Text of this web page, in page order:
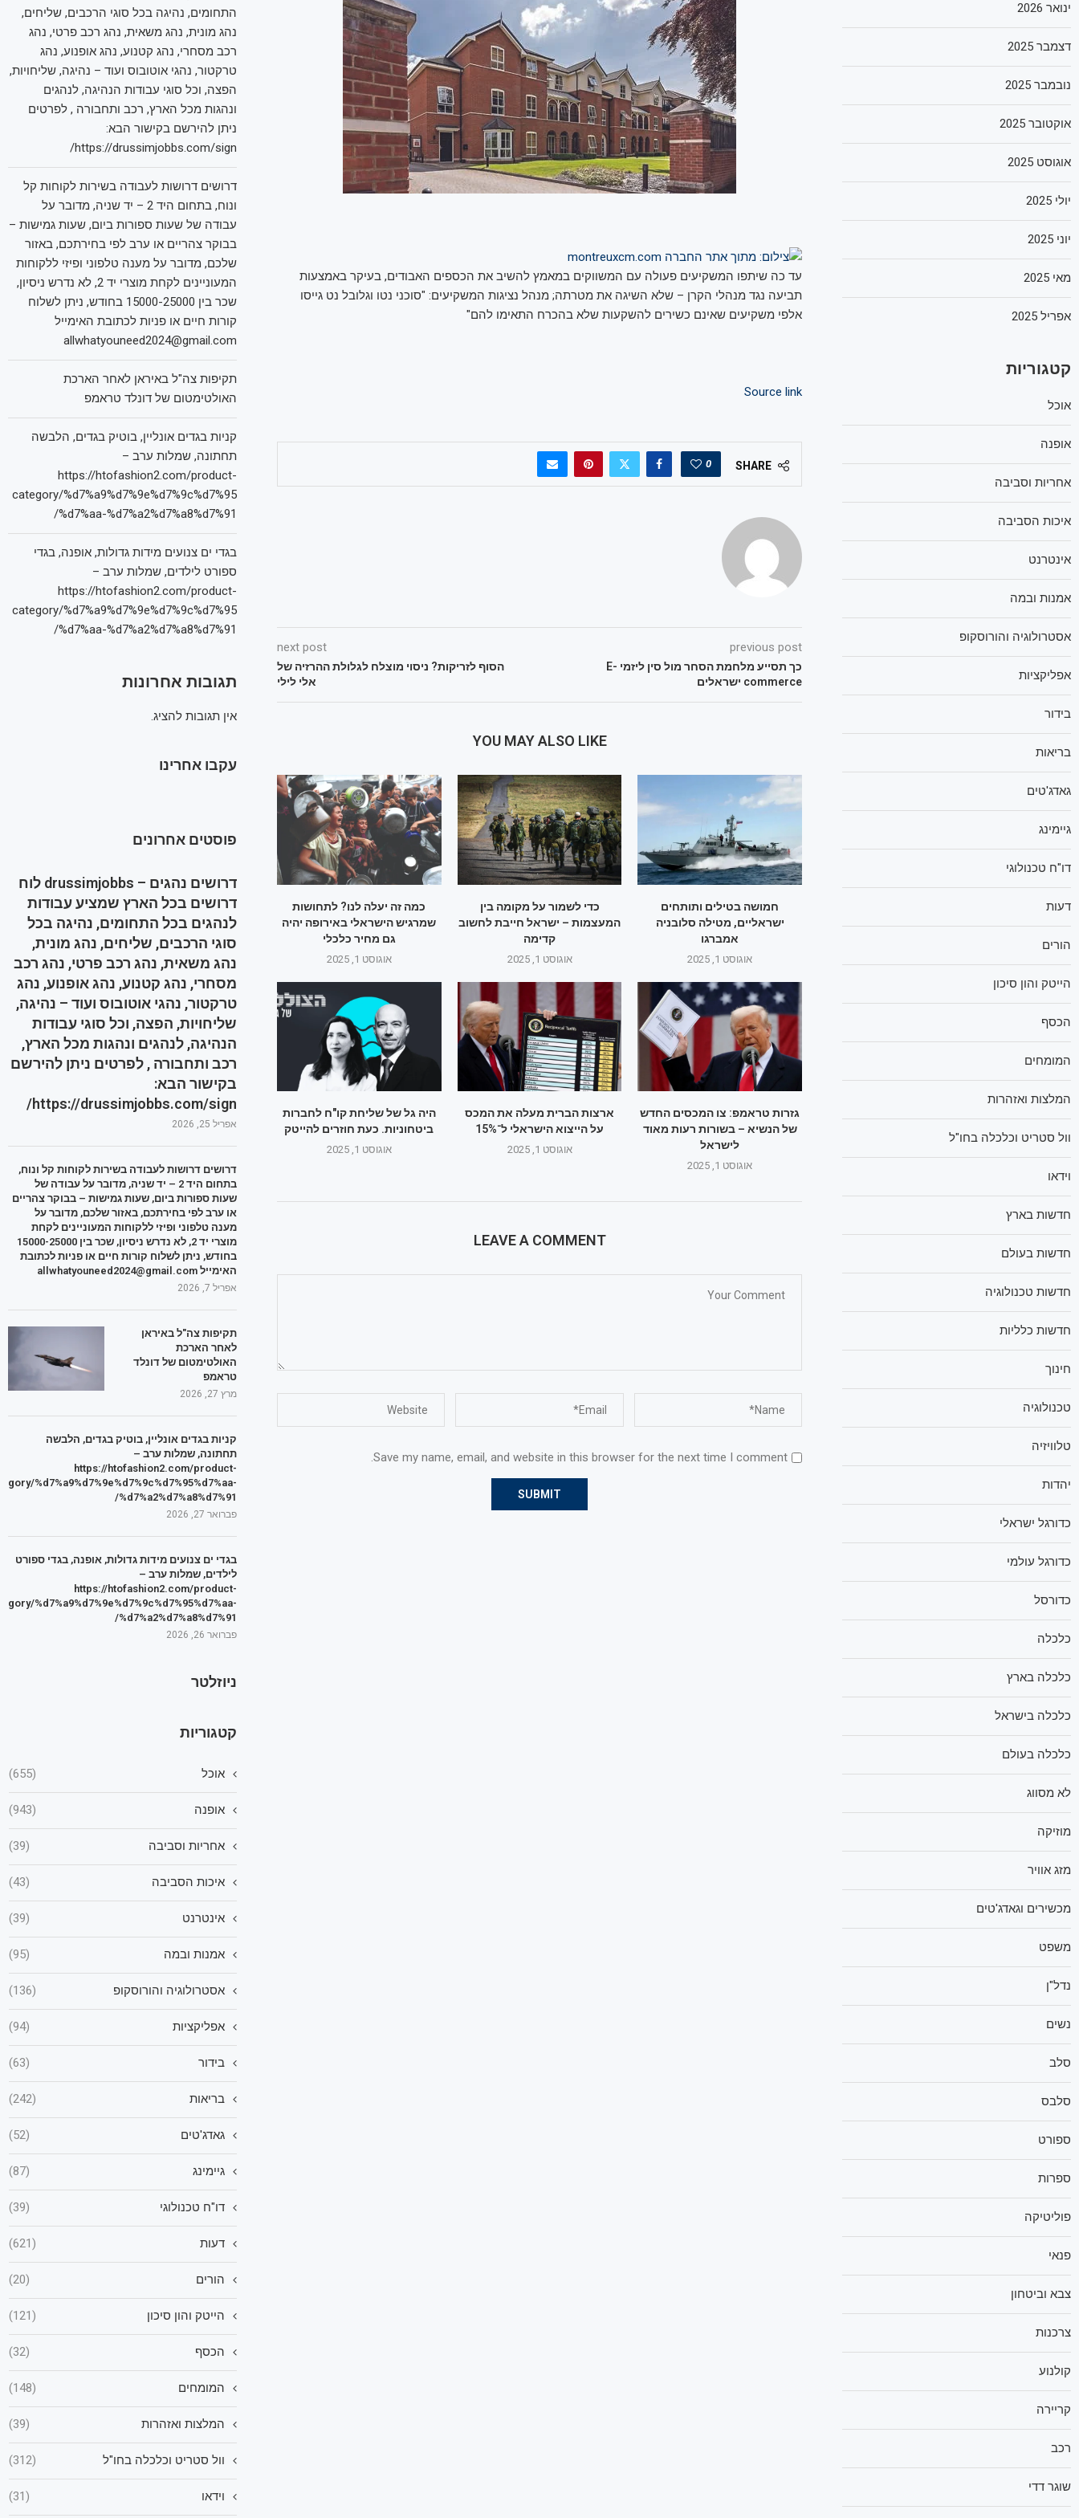
עד כה שיתפו המשקיעים פעולה עם המשווקים במאמץ להשיב את הכספים האבודים, בעיקר באמצעות
תביעה נגד מנהלי הקרן – שלא השיגה את מטרתה; מנהל נציגות המשקיעים: "סוכני נטו וגלובל נט גייסו
אלפי משקיעים שאינם כשירים להשקעות שלא בהכרח התאימו להם"
Source link
SHARE
0
previous post
כך תסייע מלחמת הסחר מול סין ליזמי E-
commerce ישראלים
next post
הסוף לזריקות? ניסוי מוצלח לגלולת ההרזיה של
אלי לילי
YOU MAY ALSO LIKE
כמה זה יעלה לנו? לתחושות
שמרגיש הישראלי באירופה יהיה
גם מחיר כלכלי
אוגוסט 1, 2025
כדי לשמור על מקומה בין
המעצמות – ישראל חייבת לחשוב
קדימה
אוגוסט 1, 2025
חמושה בטילים ותותחים
ישראליים, מטילה סלובניה
אמברגו
אוגוסט 1, 2025
היה גל של שליחת קו"ח לחברות
ביטחוניות. כעת חוזרים להייטק
אוגוסט 1, 2025
ארצות הברית מעלה את המכס
על הייצוא הישראלי ל־15%
אוגוסט 1, 2025
גזרות טראמפ: צו המכסים החדש
של הנשיא – בשורות רעות מאוד
לישראל
אוגוסט 1, 2025
LEAVE A COMMENT
Save my name, email, and website in this browser for the next time I comment.
התחומים, נהיגה בכל סוגי הרכבים, שליחים,
נהג מונית, נהג משאית, נהג רכב פרטי, נהג
רכב מסחרי, נהג קטנוע, נהג אופנוע, נהג
טרקטור, נהגי אוטובוס ועוד – נהיגה, שליחויות,
הפצה, וכל סוגי עבודות הנהיגה, לנהגים
ונהגות מכל הארץ, רכב ותחבורה , לפרטים
ניתן להירשם בקישור הבא:
https://drussimjobbs.com/sign/
דרושים דרושות לעבודה בשירות לקוחות קל
ונוח, בתחום היד 2 – יד שניה, מדובר על
עבודה של שעות ספורות ביום, שעות גמישות –
בבוקר צהריים או ערב לפי בחירתכם, באזור
שלכם, מדובר על מענה טלפוני ופיזי ללקוחות
המעוניינים לקחת מוצרי יד 2, לא נדרש ניסיון,
שכר בין 15000-25000 בחודש, ניתן לשלוח
קורות חיים או פניות לכתובת האימייל
allwhatyouneed2024@gmail.com
תקיפות צה"ל באיראן לאחר הארכת
האולטימטום של דונלד טראמפ
קניות בגדים אונליין, בוטיק בגדים, הלבשה
תחתונה, שמלות ערב –
https://htofashion2.com/product-
category/%d7%a9%d7%9e%d7%9c%d7%95
%d7%aa-%d7%a2%d7%a8%d7%91/
בגדי ים צנועים מידות גדולות, אופנה, בגדי
ספורט לילדים, שמלות ערב –
https://htofashion2.com/product-
category/%d7%a9%d7%9e%d7%9c%d7%95
%d7%aa-%d7%a2%d7%a8%d7%91/
תגובות אחרונות
אין תגובות להציג.
עקבו אחרינו
פוסטים אחרונים
דרושים נהגים – drussimjobbs לוח
דרושים בכל הארץ שמציע עבודות
לנהגים בכל התחומים, נהיגה בכל
סוגי הרכבים, שליחים, נהג מונית,
נהג משאית, נהג רכב פרטי, נהג רכב
מסחרי, נהג קטנוע, נהג אופנוע, נהג
טרקטור, נהגי אוטובוס ועוד – נהיגה,
שליחויות, הפצה, וכל סוגי עבודות
הנהיגה, לנהגים ונהגות מכל הארץ,
רכב ותחבורה , לפרטים ניתן להירשם
בקישור הבא:
https://drussimjobbs.com/sign/
אפריל 25, 2026
דרושים דרושות לעבודה בשירות לקוחות קל ונוח,
בתחום היד 2 – יד שניה, מדובר על עבודה של
שעות ספורות ביום, שעות גמישות – בבוקר צהריים
או ערב לפי בחירתכם, באזור שלכם, מדובר על
מענה טלפוני ופיזי ללקוחות המעוניינים לקחת
מוצרי יד 2, לא נדרש ניסיון, שכר בין 15000-25000
בחודש, ניתן לשלוח קורות חיים או פניות לכתובת
האימייל allwhatyouneed2024@gmail.com
אפריל 7, 2026
תקיפות צה"ל באיראן
לאחר הארכת
האולטימטום של דונלד
טראמפ
מרץ 27, 2026
קניות בגדים אונליין, בוטיק בגדים, הלבשה
תחתונה, שמלות ערב –
https://htofashion2.com/product-
%d7%a9%d7%9e%d7%9c%d7%95%d7%aa-
%d7%a2%d7%a8%d7%91/
פברואר 27, 2026
בגדי ים צנועים מידות גדולות, אופנה, בגדי ספורט
לילדים, שמלות ערב –
https://htofashion2.com/product-
%d7%a9%d7%9e%d7%9c%d7%95%d7%aa-
%d7%a2%d7%a8%d7%91/
פברואר 26, 2026
ניוזלטר
קטגוריות
אוכל (655)
אופנה (943)
אחריות וסביבה (39)
איכות הסביבה (43)
אינטרנט (39)
אמנות ובמה (95)
אסטרולוגיה והורוסקופ (136)
אפליקציות (94)
בידור (63)
בריאות (242)
גאדג'טים (52)
גיימינג (87)
דו"ח טכנולוגי (39)
דעות (621)
הורים (20)
הייטק והון סיכון (121)
הכסף (32)
המומחים (148)
המלצות ואזהרות (39)
וול סטריט וכלכלה בחו"ל (312)
וידאו (31)
ינואר 2026
דצמבר 2025
נובמבר 2025
אוקטובר 2025
אוגוסט 2025
יולי 2025
יוני 2025
מאי 2025
אפריל 2025
קטגוריות
אוכל
אופנה
אחריות וסביבה
איכות הסביבה
אינטרנט
אמנות ובמה
אסטרולוגיה והורוסקופ
אפליקציות
בידור
בריאות
גאדג'טים
גיימינג
דו"ח טכנולוגי
דעות
הורים
הייטק והון סיכון
הכסף
המומחים
המלצות ואזהרות
וול סטריט וכלכלה בחו"ל
וידאו
חדשות בארץ
חדשות בעולם
חדשות טכנולוגיה
חדשות כלליות
חינוך
טכנולוגיה
טלוויזיה
יהדות
כדורגל ישראלי
כדורגל עולמי
כדורסל
כלכלה
כלכלה בארץ
כלכלה בישראל
כלכלה בעולם
לא מסווג
מוזיקה
מזג אוויר
מכשירים וגאדג'טים
משפט
נדל"ן
נשים
סלב
סלבס
ספורט
ספרות
פוליטיקה
פנאי
צבא וביטחון
צרכנות
קולנוע
קריירה
רכב
שוגר דדי